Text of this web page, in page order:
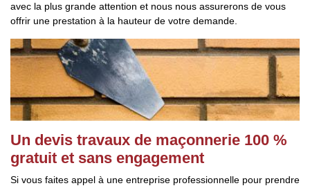
avec la plus grande attention et nous nous assurerons de vous
offrir une prestation à la hauteur de votre demande.
Un devis travaux de maçonnerie 100 %
gratuit et sans engagement
Si vous faites appel à une entreprise professionnelle pour prendre